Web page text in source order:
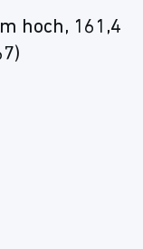
hoch, 161,4